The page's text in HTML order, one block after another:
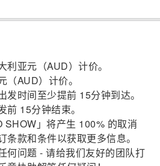
利亚元（AUD）计价。
（AUD）计价。
发时间至少提前 15分钟到达。
前 15分钟结束。
SHOW」将产生 100% 的取消
条款和条件以获取更多信息。
何问题 - 请给我们友好的团队打